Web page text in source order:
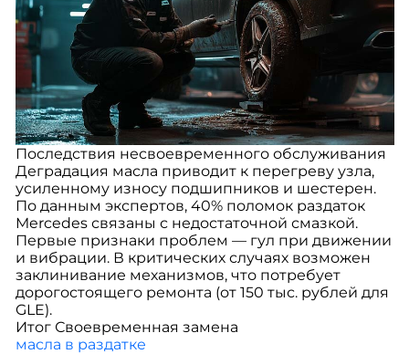
Последствия несвоевременного обслуживания
Деградация масла приводит к перегреву узла,
усиленному износу подшипников и шестерен.
По данным экспертов, 40% поломок раздаток
Mercedes связаны с недостаточной смазкой.
Первые признаки проблем — гул при движении
и вибрации. В критических случаях возможен
заклинивание механизмов, что потребует
дорогостоящего ремонта (от 150 тыс. рублей для
GLE).
Итог Своевременная замена
масла в раздатке